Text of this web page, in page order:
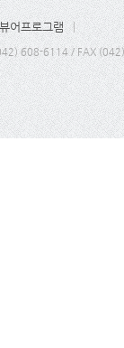
뷰어프로그램
042) 608-6114 / FAX